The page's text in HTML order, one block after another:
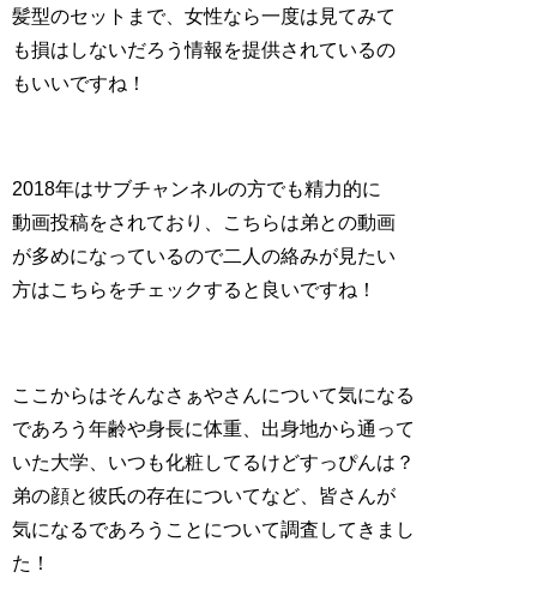
髪型のセットまで、女性なら一度は見てみて
も損はしないだろう情報を提供されているの
もいいですね！
2018年はサブチャンネルの方でも精力的に
動画投稿をされており、こちらは弟との動画
が多めになっているので二人の絡みが見たい
方はこちらをチェックすると良いですね！
ここからはそんなさぁやさんについて気になる
であろう年齢や身長に体重、出身地から通って
いた大学、いつも化粧してるけどすっぴんは？
弟の顔と彼氏の存在についてなど、皆さんが
気になるであろうことについて調査してきまし
た！